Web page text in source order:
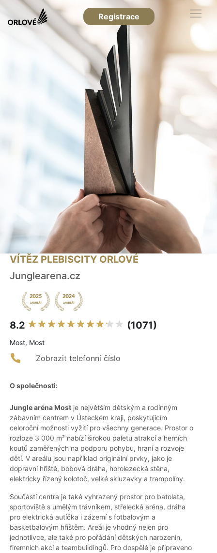
Registrace
VÍTĚZ PLEBISCITY ORLOVÉ
Junglearena.cz
8.2 (1071)
Most, Most
Zobrazit telefonní číslo
O společnosti:
Jungle aréna Most je největším dětským a rodinným
zábavním centrem v Ústeckém kraji, poskytujícím
celoroční možnosti vyžití pro všechny generace. Prostor o
rozloze 3 000 m² nabízí širokou paletu atrakcí a herních
koutů zaměřených na podporu pohybu, hraní a rozvoje
dětí. V areálu jsou například originální prvky, jako je
dopravní hřiště, bobová dráha, horolezecká stěna,
elektricky řízený kolotoč, velké skluzavky a trampolíny.
Součástí centra je také vyhrazený prostor pro batolata,
sportoviště s umělým trávníkem, střelecká aréna, dráha
pro elektrická autíčka i zázemí s fotbalovým a
basketbalovým hřištěm. Areál je vhodný nejen pro
jednotlivce, ale také pro pořádání dětských narozenin,
firemních akcí a teambuildingů. Pro dospělé je připraveno